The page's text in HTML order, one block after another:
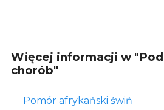
Więcej informacji w
chorób"
Pomór afrykański świń